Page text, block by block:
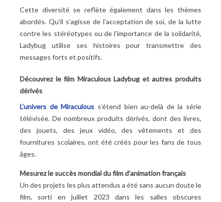
Cette diversité se reflète également dans les thèmes
abordés. Qu’il s’agisse de l’acceptation de soi, de la lutte
contre les stéréotypes ou de l’importance de la solidarité,
Ladybug utilise ses histoires pour transmettre des
messages forts et positifs.
Découvrez le film Miraculous Ladybug et autres produits
dérivés
L’univers de Miraculous s’étend bien au-delà de la série
télévisée. De nombreux produits dérivés, dont des livres,
des jouets, des jeux vidéo, des vêtements et des
fournitures scolaires, ont été créés pour les fans de tous
âges.
Mesurez le succès mondial du film d’animation français
Un des projets les plus attendus a été sans aucun doute le
film, sorti en juillet 2023 dans les salles obscures